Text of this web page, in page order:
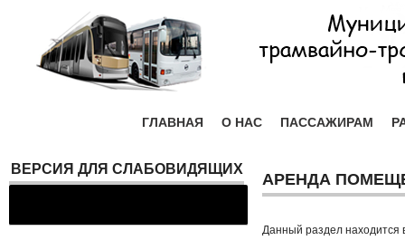
ГЛАВНАЯ О НАС ПАССАЖИРАМ
ВЕРСИЯ ДЛЯ СЛАБОВИДЯЩИХ
АРЕНДА
Данный раздел находится